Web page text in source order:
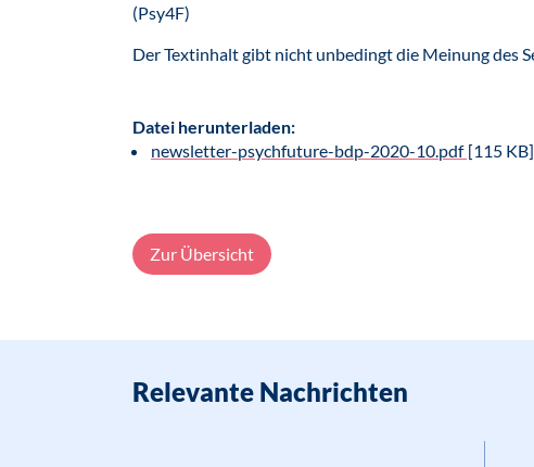
(Psy4F)
Der Textinhalt gibt nicht unbedingt die Meinung des
Datei herunterladen:
newsletter-psychfuture-bdp-2020-10.pdf [115 KB]
Zur Übersicht
Relevante Nachrichten